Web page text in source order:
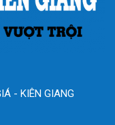
- KIÊN GIANG